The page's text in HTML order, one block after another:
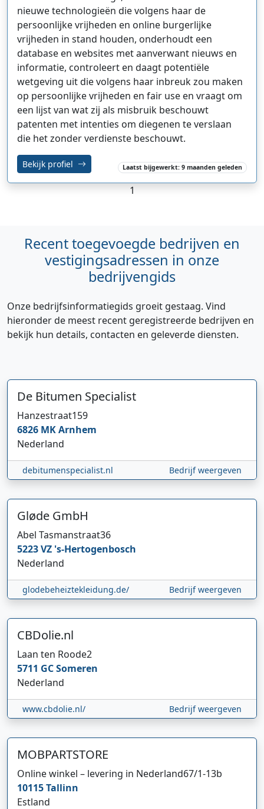
nieuwe technologieën die volgens haar de
persoonlijke vrijheden en online burgerlijke
vrijheden in stand houden, onderhoudt een
database en websites met aanverwant nieuws en
informatie, controleert en daagt potentiële
wetgeving uit die volgens haar inbreuk zou maken
op persoonlijke vrijheden en fair use en vraagt om
een lijst van wat zij als misbruik beschouwt
patenten met intenties om diegenen te verslaan
die het zonder verdienste beschouwt.
Bekijk profiel Laatst bijgewerkt: 9 maanden geleden
1
Recent toegevoegde bedrijven en
vestigingsadressen in onze
bedrijvengids
Onze bedrijfsinformatiegids groeit gestaag. Vind
hieronder de meest recent geregistreerde bedrijven en
bekijk hun details, contacten en geleverde diensten.
De Bitumen Specialist
Hanzestraat159
6826 MKArnhem
Nederland
debitumenspecialist.nl Bedrijf weergeven
Gløde GmbH
Abel Tasmanstraat36
5223 VZ 's-Hertogenbosch
Nederland
glodebeheiztekleidung.de/ Bedrijf weergeven
CBDolie.nl
Laan ten Roode2
5711 GCSomeren
Nederland
www.cbdolie.nl/ Bedrijf weergeven
MOBPARTSTORE
Online winkel – levering in Nederland67/1-13b
10115Tallinn
Estland